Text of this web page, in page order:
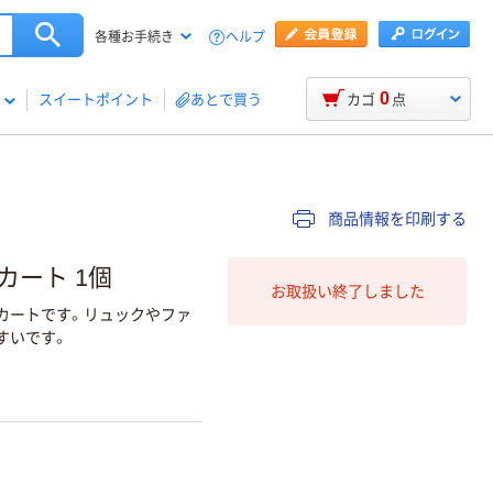
各種お手続き ヘルプ
スイートポイント あとで買う カゴ 0 点
商品情報を印刷する
ート 1個
ートです。リュックやファ
です。
お取扱い終了しました